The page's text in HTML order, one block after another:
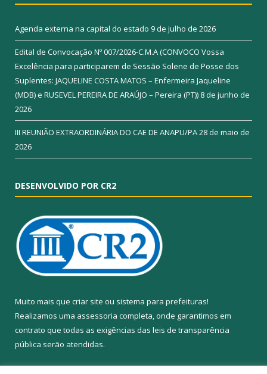
Agenda externa na capital do estado 9 de julho de 2026
Edital de Convocação Nº 007/2026-C.M.A (CONVOCO Vossa
Excelência para participarem de Sessão Solene de Posse dos
Suplentes: JAQUELINE COSTA MATOS – Enfermeira Jaqueline
(MDB) e RUSEVEL PEREIRA DE ARAÚJO – Pereira (PT)) 8 de junho de
2026
III REUNIÃO EXTRAORDINÁRIA DO CAE DE ANAPU/PA28 de maio de
2026
DESENVOLVIDO POR CR2
Muito mais que criar site ou sistema para prefeituras!
Realizamos uma assessoria completa, onde garantimos em
contrato que todas as exigências das leis de transparência
pública serão atendidas.